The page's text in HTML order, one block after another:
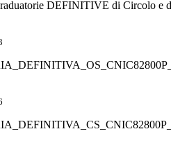
DEFINITIVE di Circolo e